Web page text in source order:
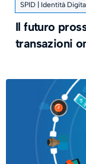
SPID | Identità
Il futuro
transazioni